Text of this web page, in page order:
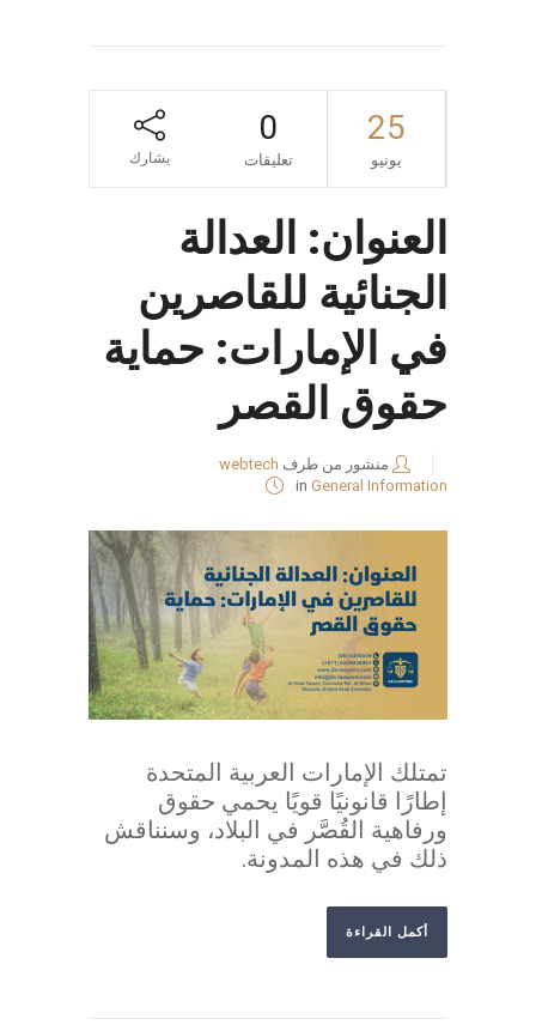
25
يونيو
0
تعليقات يشارك
العنوان: العدالة
الجنائية للقاصرين
في الإمارات: حماية
حقوق القصر
منشور من طرف webtech
in General Information
تمتلك الإمارات العربية المتحدة
إطارًا قانونيًا قويًا يحمي حقوق
ورفاهية القُصَّر في البلاد، وسنناقش
ذلك في هذه المدونة.
أكمل القراءة